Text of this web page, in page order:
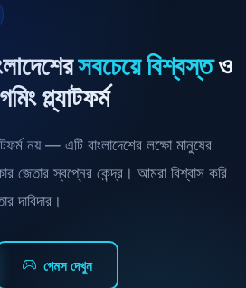
সবচেয়ে বিশ্বস্তও
প্ল্যাটফর্ম
নয় — এটি বাংলাদেশের লক্ষো মানুষের
জেতার স্বপ্নের কেন্দ্র। আমরা বিশ্বাস করি
দাবিদার।
গেমস দেখুন